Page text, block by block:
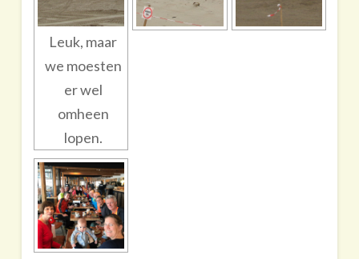
Leuk, maar
we moesten
er wel
omheen
lopen.